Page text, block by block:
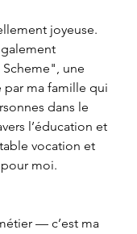
joyeuse.
une
ma famille qui
dans le
l’éducation et
vocation et
moi.
— c’est ma